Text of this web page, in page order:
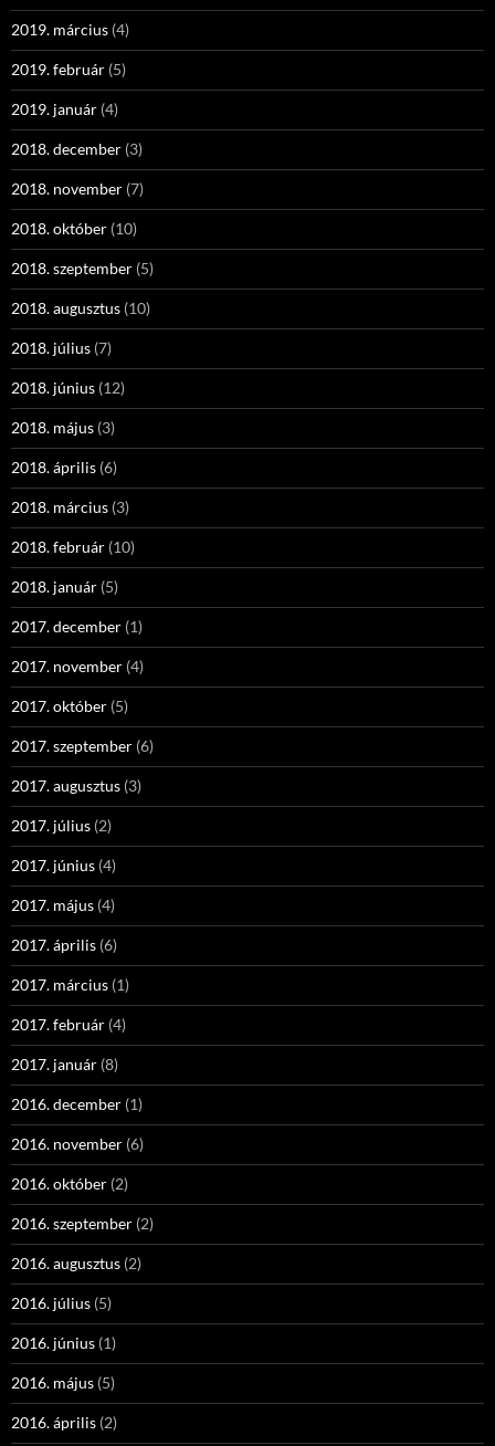
2019. március (4)
2019. február (5)
2019. január (4)
2018. december (3)
2018. november (7)
2018. október (10)
2018. szeptember (5)
2018. augusztus (10)
2018. július (7)
2018. június (12)
2018. május (3)
2018. április (6)
2018. március (3)
2018. február (10)
2018. január (5)
2017. december (1)
2017. november (4)
2017. október (5)
2017. szeptember (6)
2017. augusztus (3)
2017. július (2)
2017. június (4)
2017. május (4)
2017. április (6)
2017. március (1)
2017. február (4)
2017. január (8)
2016. december (1)
2016. november (6)
2016. október (2)
2016. szeptember (2)
2016. augusztus (2)
2016. július (5)
2016. június (1)
2016. május (5)
2016. április (2)